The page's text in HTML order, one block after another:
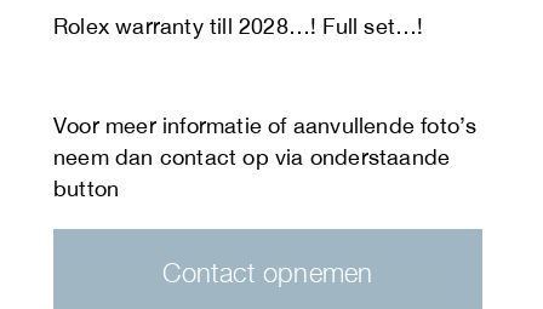
Rolex warranty till 2028…! Full set…!
Contact opnemen